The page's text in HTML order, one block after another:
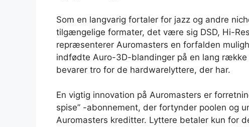
Som en langvarig fortaler for jazz og andre
tilgængelige formater, det være sig DSD, Hi-
repræsenterer Auromasters en forfalden
indfødte Auro-3D-blandinger på en lang
bevarer tro for de hardwarelyttere, der har.
En vigtig innovation på Auromasters er
spise” -abonnement, der fortynder poolen og
Auromasters kreditter. Lyttere betaler kun for